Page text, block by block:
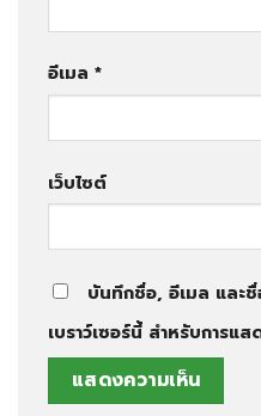
อีเมล *
เว็บไซต์
บันทึกชื่อ, อีเมล และ
เบราว์เซอร์นี้ สำหรับการแ